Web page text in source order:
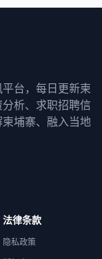
台，每日更新柬
析、求职招聘信
埔寨、融入当地
法律条款
隐私政策